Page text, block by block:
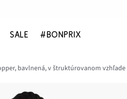
SALE #BONPRIX
bavlnená, v štruktúrovanom vzhľade